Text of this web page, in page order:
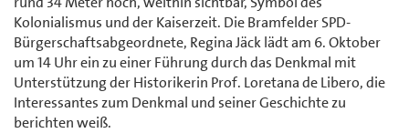
Kolonialismus und der Kaiserzeit. Die Bramfelder SPD-
Bürgerschaftsabgeordnete, Regina Jäck lädt am 6. Oktober
um 14 Uhr ein zu einer Führung durch das Denkmal mit
Unterstützung der Historikerin Prof. Loretana de Libero, die
Interessantes zum Denkmal und seiner Geschichte zu
berichten weiß.